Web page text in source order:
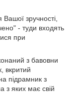
зручності,
- туди входять
при
з бавовни
вкритий
підрамник з
з яких має свій